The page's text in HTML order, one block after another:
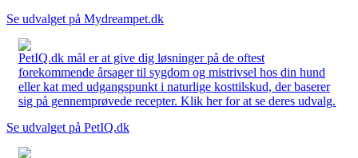
Se udvalget på Mydreampet.dk
PetIQ.dk mål er at give dig løsninger på de oftest
forekommende årsager til sygdom og mistrivsel hos din hund
eller kat med udgangspunkt i naturlige kosttilskud, der baserer
sig på gennemprøvede recepter. Klik her for at se deres udvalg.
Se udvalget på PetIQ.dk